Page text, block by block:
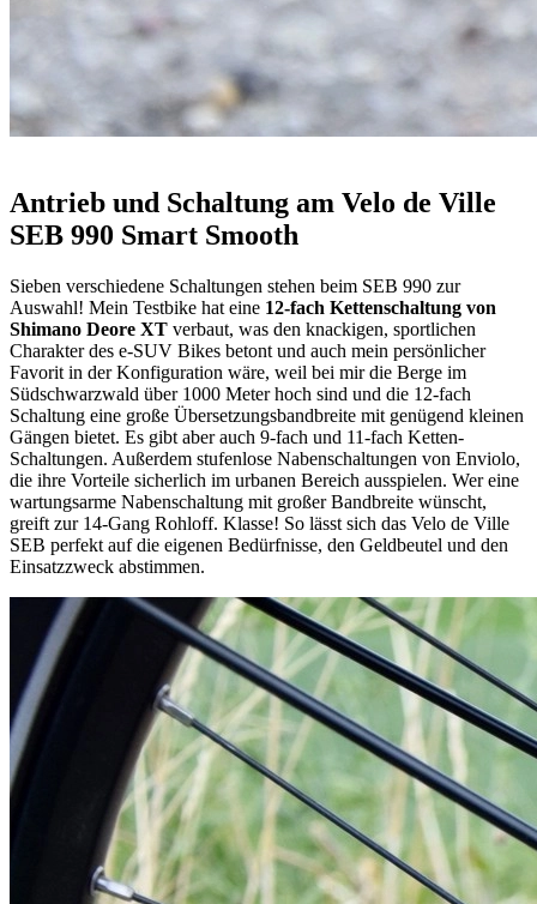
Antrieb und Schaltung am Velo de Ville
SEB 990 Smart Smooth
Sieben verschiedene Schaltungen stehen beim SEB 990 zur
Auswahl! Mein Testbike hat eine 12-fach Kettenschaltung von
Shimano Deore XT verbaut, was den knackigen, sportlichen
Charakter des e-SUV Bikes betont und auch mein persönlicher
Favorit in der Konfiguration wäre, weil bei mir die Berge im
Südschwarzwald über 1000 Meter hoch sind und die 12-fach
Schaltung eine große Übersetzungsbandbreite mit genügend kleinen
Gängen bietet. Es gibt aber auch 9-fach und 11-fach Ketten-
Schaltungen. Außerdem stufenlose Nabenschaltungen von Enviolo,
die ihre Vorteile sicherlich im urbanen Bereich ausspielen. Wer eine
wartungsarme Nabenschaltung mit großer Bandbreite wünscht,
greift zur 14-Gang Rohloff. Klasse! So lässt sich das Velo de Ville
SEB perfekt auf die eigenen Bedürfnisse, den Geldbeutel und den
Einsatzzweck abstimmen.